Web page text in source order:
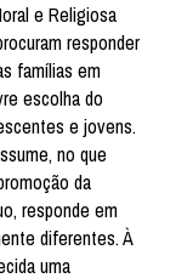
e Religiosa
responder
famílias em
escolha do
e jovens.
no que
da
responde em
diferentes. À
uma